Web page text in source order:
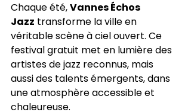
Chaque été, Vannes Échos
Jazz transforme la ville en
véritable scène à ciel ouvert. Ce
festival gratuit met en lumière des
artistes de jazz reconnus, mais
aussi des talents émergents, dans
une atmosphère accessible et
chaleureuse.